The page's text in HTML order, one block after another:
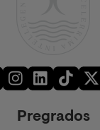
Pregrados